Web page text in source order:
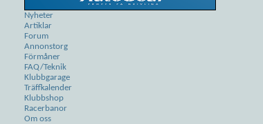
Nyheter
Artiklar
Forum
Annonstorg
Förmåner
FAQ/Teknik
Klubbgarage
Träffkalender
Klubbshop
Racerbanor
Om oss